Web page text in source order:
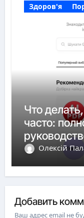
Здоров'я
Что
часто:
Олексій
Добавить
Ваш адрес email не